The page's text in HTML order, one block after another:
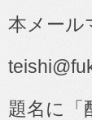
本メール
題名に「